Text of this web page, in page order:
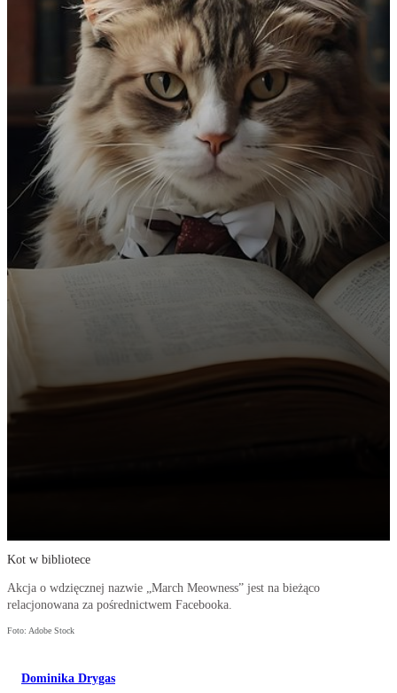
Kot w bibliotece
Akcja o wdzięcznej nazwie „March Meowness” jest na bieżąco
relacjonowana za pośrednictwem Facebooka.
Foto: Adobe Stock
Dominika Drygas